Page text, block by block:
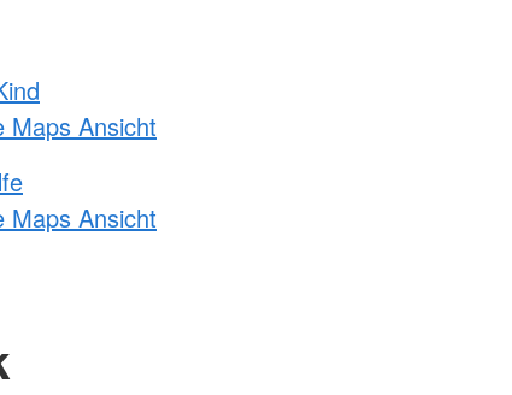
Maps Ansicht
Maps Ansicht